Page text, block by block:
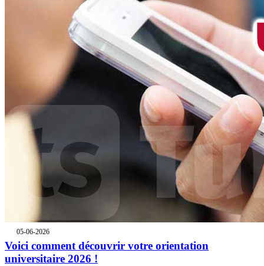
05-06-2026
Voici comment découvrir votre orientation
universitaire 2026 !